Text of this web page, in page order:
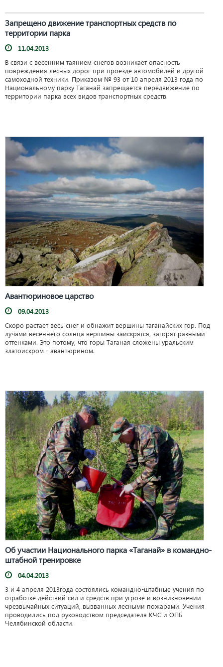
Запрещено движение транспортных средств по
территории парка
11.04.2013
В связи с весенним таянием снегов возникает опасность
повреждения лесных дорог при проезде автомобилей и другой
самоходной техники. Приказом № 93 от 10 апреля 2013 года по
Национальному парку Таганай запрещается передвижение по
территории парка всех видов транспортных средств.
Авантюриновое царство
09.04.2013
Скоро растает весь снег и обнажит вершины таганайских гор. Под
лучами весеннего солнца вершины заискрятся, загорят разными
оттенками. Это потому, что горы Таганая сложены уральским
златоискром - авантюрином.
Об участии Национального парка «Таганай» в командно-
штабной тренировке
04.04.2013
3 и 4 апреля 2013года состоялись командно-штабные учения по
отработке действий сил и средств при угрозе и возникновении
чрезвычайных ситуаций, вызванных лесными пожарами. Учения
проводились под руководством председателя КЧС и ОПБ
Челябинской области.